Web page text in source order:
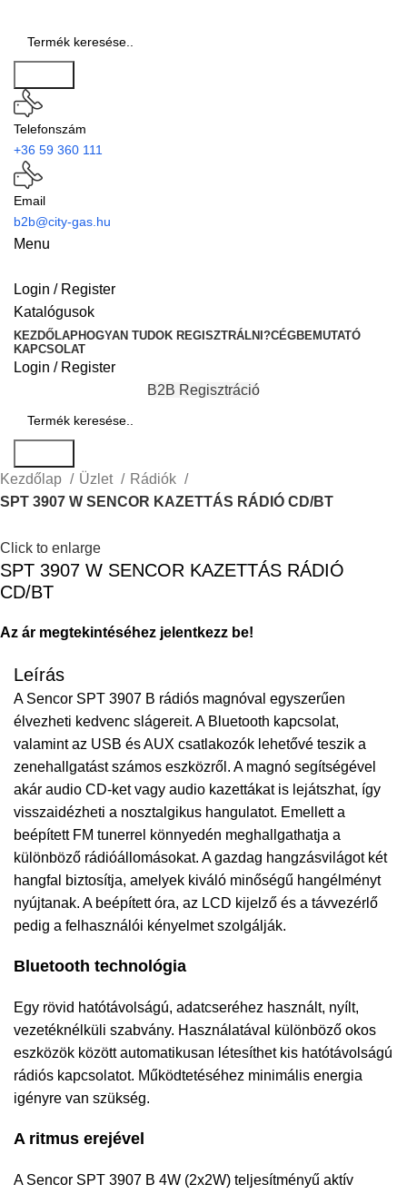
Telefonszám
+36 59 360 111
Email
b2b@city-gas.hu
Menu
Login / Register
Katalógusok
KEZDŐLAPHOGYAN TUDOK REGISZTRÁLNI?CÉGBEMUTATÓ
KAPCSOLAT
Login / Register
B2B Regisztráció
Kezdőlap
Üzlet
Rádiók
SPT 3907 W SENCOR KAZETTÁS RÁDIÓ CD/BT
Click to enlarge
SPT 3907 W SENCOR KAZETTÁS RÁDIÓ
CD/BT
Az ár megtekintéséhez jelentkezz be!
Leírás
A Sencor SPT 3907 B rádiós magnóval egyszerűen
élvezheti kedvenc slágereit. A Bluetooth kapcsolat,
valamint az USB és AUX csatlakozók lehetővé teszik a
zenehallgatást számos eszközről. A magnó segítségével
akár audio CD-ket vagy audio kazettákat is lejátszhat, így
visszaidézheti a nosztalgikus hangulatot. Emellett a
beépített FM tunerrel könnyedén meghallgathatja a
különböző rádióállomásokat. A gazdag hangzásvilágot két
hangfal biztosítja, amelyek kiváló minőségű hangélményt
nyújtanak. A beépített óra, az LCD kijelző és a távvezérlő
pedig a felhasználói kényelmet szolgálják.
Bluetooth technológia
Egy rövid hatótávolságú, adatcseréhez használt, nyílt,
vezetéknélküli szabvány. Használatával különböző okos
eszközök között automatikusan létesíthet kis hatótávolságú
rádiós kapcsolatot. Működtetéséhez minimális energia
igényre van szükség.
A ritmus erejével
A Sencor SPT 3907 B 4W (2x2W) teljesítményű aktív